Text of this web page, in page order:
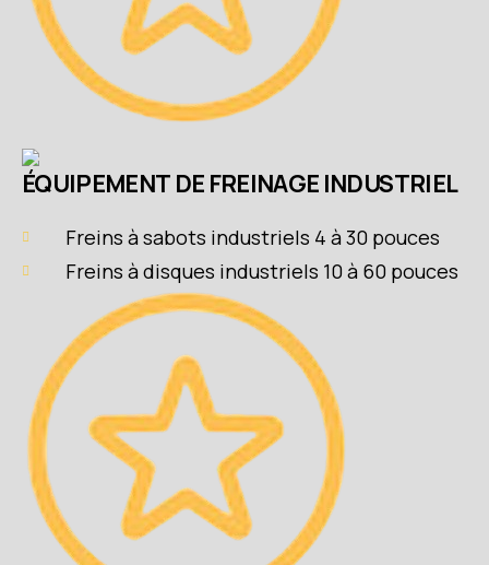
ÉQUIPEMENT DE FREINAGE INDUSTRIEL
Freins à sabots industriels 4 à 30 pouces
Freins à disques industriels 10 à 60 pouces